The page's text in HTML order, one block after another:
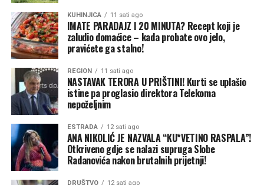
Marko se našao u nešto težoj situaciji jer se nakon
prelaska državne granice nije mogao jednostavno
okrenuti i vratiti istim putem. Morao je pronaći
odgovarajuće mjesto za povratak i ponovno proći
graničnu proceduru.
„Kad sam vidio prazno sjedište, nisam znao bih li se
smijao ili hvatao za glavu. Telefon mi je odmah zazvonio i
znao sam ko zove. Prvo što je rekla bilo je: ‘Jesi li ti
normalan?’“, ispričao je Marko.
Nakon dodatnog vremena provedenog na putu bračni
KUHINJICA 11 sati ago
IMATE PARADAJZ I 20 MINUTA? Recept koji je
zaludio domaćice – kada probate ovo jelo,
pravićete ga stalno!
REGION 11 sati ago
NASTAVAK TERORA U PRIŠTINI! Kurti se uplašio
istine pa proglasio direktora Telekoma
nepoželjnim
ESTRADA 12 sati ago
ANA NIKOLIĆ JE NAZVALA “KU*VETINO RASPALA”!
Otkriveno gdje se nalazi supruga Slobe
Radanovića nakon brutalnih prijetnji!
DRUŠTVO 12 sati ago